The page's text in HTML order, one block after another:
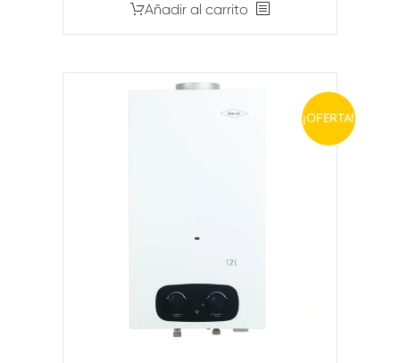
Añadir al carrito
¡OFERTA!